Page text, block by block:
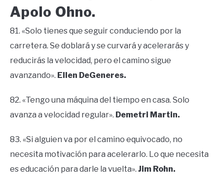
Apolo Ohno.
81. «Solo tienes que seguir conduciendo por la
carretera. Se doblará y se curvará y acelerarás y
reducirás la velocidad, pero el camino sigue
avanzando». Ellen DeGeneres.
82. «Tengo una máquina del tiempo en casa. Solo
avanza a velocidad regular». Demetri Martin.
83. «Si alguien va por el camino equivocado, no
necesita motivación para acelerarlo. Lo que necesita
es educación para darle la vuelta». Jim Rohn.